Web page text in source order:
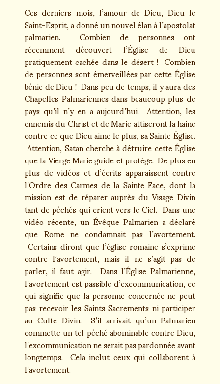
Ces derniers mois, l’amour de Dieu, Dieu le
Saint-Esprit, a donné un nouvel élan à l’apostolat
palmarien. Combien de personnes ont
récemment découvert l’Église de Dieu
pratiquement cachée dans le désert ! Combien
de personnes sont émerveillées par cette Église
bénie de Dieu ! Dans peu de temps, il y aura des
Chapelles Palmariennes dans beaucoup plus de
pays qu’il n’y en a aujourd’hui. Attention, les
ennemis du Christ et de Marie attiseront la haine
contre ce que Dieu aime le plus, sa Sainte Église.
Attention, Satan cherche à détruire cette Église
que la Vierge Marie guide et protège. De plus en
plus de vidéos et d’écrits apparaissent contre
l’Ordre des Carmes de la Sainte Face, dont la
mission est de réparer auprès du Visage Divin
tant de péchés qui crient vers le Ciel. Dans une
vidéo récente, un Évêque Palmarien a déclaré
que Rome ne condamnait pas l’avortement.
Certains diront que l’église romaine s’exprime
contre l’avortement, mais il ne s’agit pas de
parler, il faut agir. Dans l’Église Palmarienne,
l’avortement est passible d’excommunication, ce
qui signifie que la personne concernée ne peut
pas recevoir les Saints Sacrements ni participer
au Culte Divin. S’il arrivait qu’un Palmarien
commette un tel péché abominable contre Dieu,
l’excommunication ne serait pas pardonnée avant
longtemps. Cela inclut ceux qui collaborent à
l’avortement.